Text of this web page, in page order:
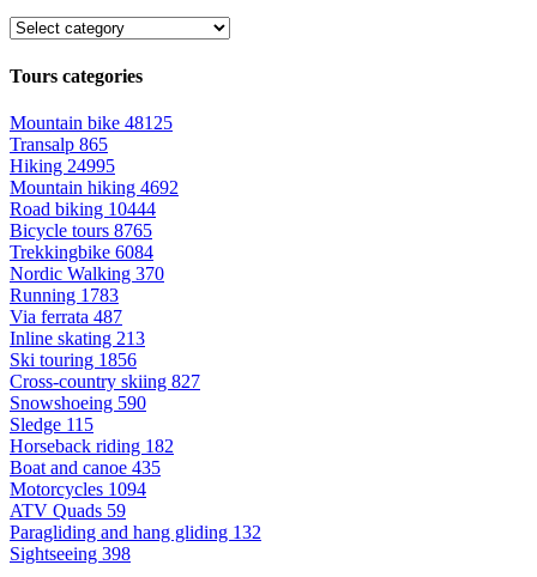
Tours categories
Mountain bike 48125
Transalp 865
Hiking 24995
Mountain hiking 4692
Road biking 10444
Bicycle tours 8765
Trekkingbike 6084
Nordic Walking 370
Running 1783
Via ferrata 487
Inline skating 213
Ski touring 1856
Cross-country skiing 827
Snowshoeing 590
Sledge 115
Horseback riding 182
Boat and canoe 435
Motorcycles 1094
ATV Quads 59
Paragliding and hang gliding 132
Sightseeing 398